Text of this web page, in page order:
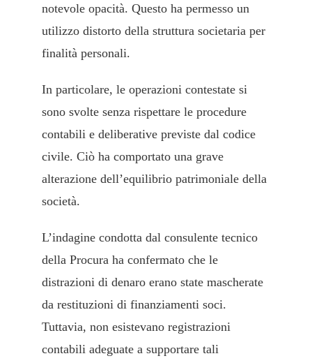
notevole opacità. Questo ha permesso un
utilizzo distorto della struttura societaria per
finalità personali.
In particolare, le operazioni contestate si
sono svolte senza rispettare le procedure
contabili e deliberative previste dal codice
civile. Ciò ha comportato una grave
alterazione dell’equilibrio patrimoniale della
società.
L’indagine condotta dal consulente tecnico
della Procura ha confermato che le
distrazioni di denaro erano state mascherate
da restituzioni di finanziamenti soci.
Tuttavia, non esistevano registrazioni
contabili adeguate a supportare tali